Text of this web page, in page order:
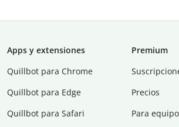
Apps y extensiones
Quillbot para Chrome
Quillbot para Edge
Quillbot para Safari
Premium
Precios
Para